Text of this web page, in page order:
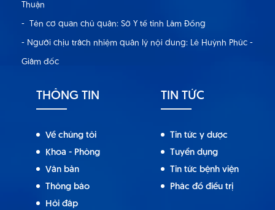
Thuận
- Tên cơ quan chủ quản: Sở Y tế tỉnh Lâm Đồng
- Người chịu trách nhiệm quản lý nội dung: Lê Huỳnh Phúc -
Giám đốc
THÔNG TIN
Về chúng tôi
Khoa - Phòng
Văn bản
Thông báo
Hỏi đáp
TIN TỨC
Tin tức y dược
Tuyển dụng
Tin tức bệnh viện
Phác đồ điều trị